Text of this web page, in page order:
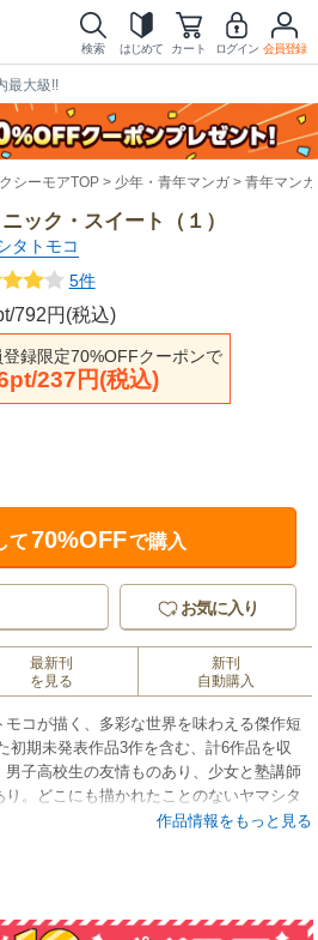
検索 はじめて カート ログイン 会員登録
最大級!!
シーモアTOP 少年・青年マンガ 青年マンガ
ック・スイート（１）
タトモコ
5件
792円(税込)
登録限定70%OFFクーポンで
237円(税込)
て70%OFFで購入
お気に入り
最新刊
を見る
新刊
自動購入
モコが描く、多彩な世界を味わえる傑作短
初期未発表作品3作を含む、計6作品を収
子高校生の友情ものあり、少女と塾講師
。どこにも描かれたことのないヤマシタ
作品情報をもっと見る